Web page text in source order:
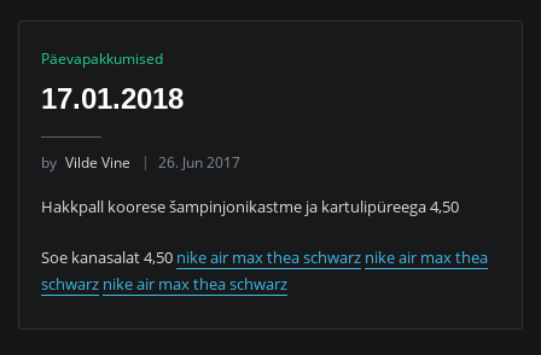
Päevapakkumised
17.01.2018
by Vilde Vine 26. Jun 2017
Hakkpall koorese šampinjonikastme ja kartulipüreega 4,50
Soe kanasalat 4,50 nike air max thea schwarz nike air max thea
schwarz nike air max thea schwarz